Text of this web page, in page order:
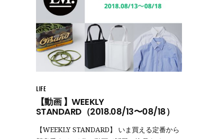
LIFE
【動画 】WEEKLY
STANDARD（2018.08/13〜08/18）
【WEEKLY STANDARD】 いま買える定番から